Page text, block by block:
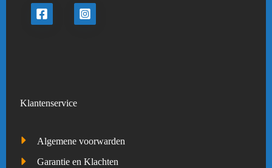
Klantenservice
Algemene voorwarden
Garantie en Klachten